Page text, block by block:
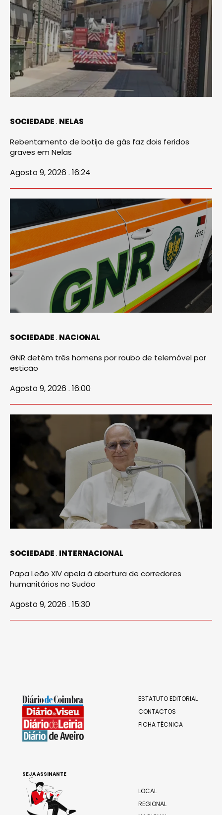
SOCIEDADE NELAS
Rebentamento de botija de gás faz dois feridos
graves em Nelas
Agosto 9, 2026 . 16:24
SOCIEDADE NACIONAL
GNR detém três homens por roubo de telemóvel por
esticão
Agosto 9, 2026 . 16:00
SOCIEDADE INTERNACIONAL
Papa Leão XIV apela à abertura de corredores
humanitários no Sudão
Agosto 9, 2026 . 15:30
ESTATUTO EDITORIAL
CONTACTOS
FICHA TÉCNICA
LOCAL
REGIONAL
SEJA ASSINANTE